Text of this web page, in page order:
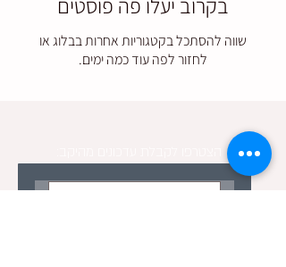
שווה להסתכל בקטגוריות אחרות בבלוג או
לחזור לפה עוד כמה ימים.